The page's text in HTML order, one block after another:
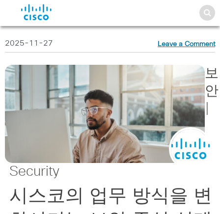
2025-11-27 Leave a Comment
보
안
|
Security
시스코의 업무 방식을 변